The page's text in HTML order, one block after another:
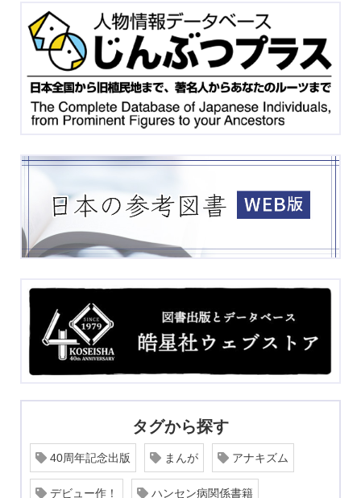
タグから探す
40周年記念出版 まんが アナキズム
デビュー作！ ハンセン病関係書籍